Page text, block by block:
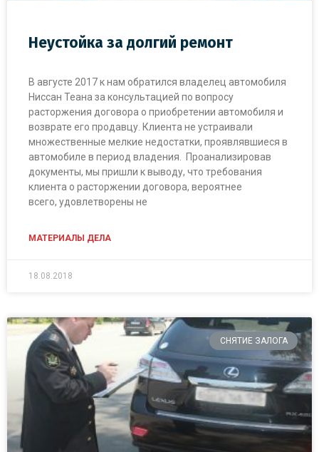
Неустойка за долгий ремонт
В августе 2017 к нам обратился владелец автомобиля
Ниссан Теана за консультацией по вопросу
расторжения договора о приобретении автомобиля и
возврате его продавцу. Клиента не устраивали
множественные мелкие недостатки, проявлявшиеся в
автомобиле в период владения. Проанализировав
документы, мы пришли к выводу, что требования
клиента о расторжении договора, вероятнее
всего, удовлетворены не
МАТЕРИАЛЫ ДЕЛА
18.08.2018
СНЯТИЕ ЗАЛОГА